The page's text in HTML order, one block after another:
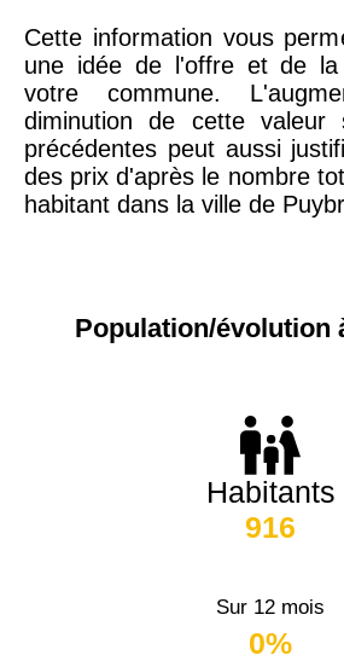
Cette information vous
une idée de l'offre et de la
votre commune.
diminution de cette valeur
précédentes peut aussi
des prix d'après le nombre
habitant dans la ville de
Population/évolution
Habitants
916
Sur 12 mois
0%